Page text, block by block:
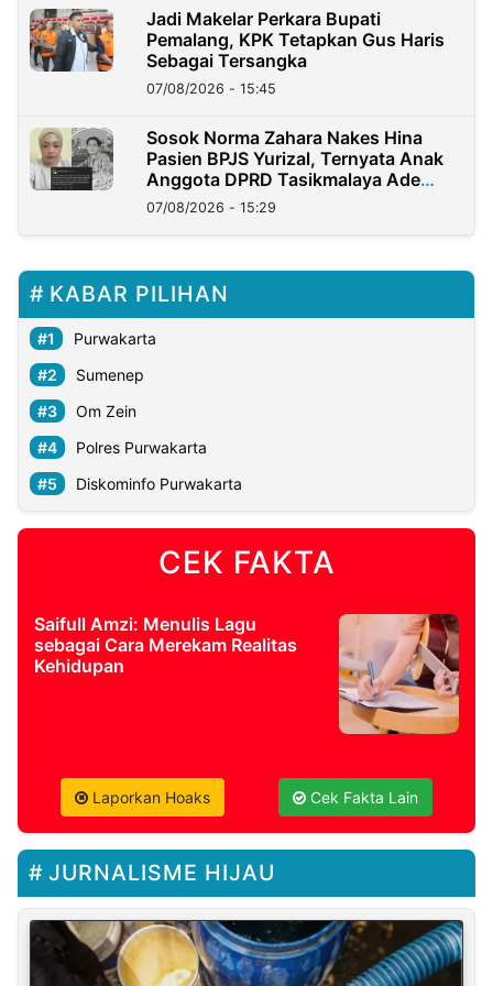
Jadi Makelar Perkara Bupati
Pemalang, KPK Tetapkan Gus Haris
Sebagai Tersangka
07/08/2026 - 15:45
Sosok Norma Zahara Nakes Hina
Pasien BPJS Yurizal, Ternyata Anak
Anggota DPRD Tasikmalaya Ade
Lukman
07/08/2026 - 15:29
KABAR PILIHAN
Purwakarta
Sumenep
Om Zein
Polres Purwakarta
Diskominfo Purwakarta
CEK FAKTA
Saifull Amzi: Menulis Lagu
sebagai Cara Merekam Realitas
Kehidupan
Laporkan Hoaks Cek Fakta Lain
JURNALISME HIJAU